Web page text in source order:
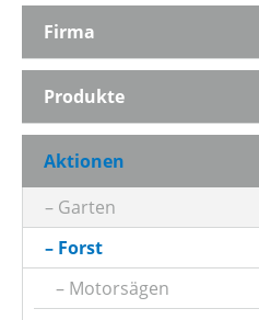
Firma
Produkte
Aktionen
Garten
Forst
Motorsägen